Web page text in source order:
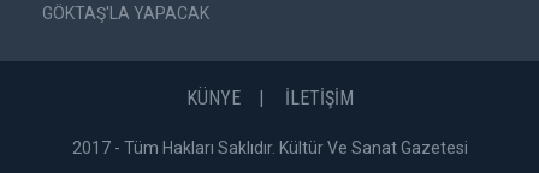
GÖKTAŞ'LA YAPACAK
KÜNYE İLETİŞİM
2017 - Tüm Hakları Saklıdır. Kültür Ve Sanat Gazetesi